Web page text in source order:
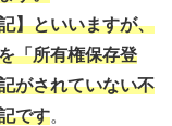
】といいますが、
「所有権保存登
がされていない不
です。